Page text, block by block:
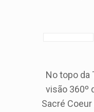
No topo da
visão 360º
Sacré